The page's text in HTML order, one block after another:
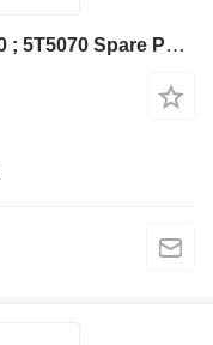
Caterpillar iş makinesi için 5T-5070 ; 5T5070 Spare Part Caterpillar marş